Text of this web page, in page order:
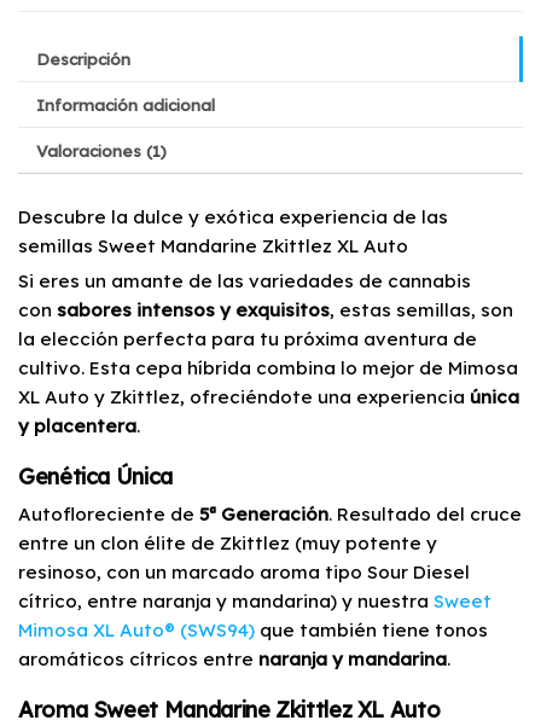
Descripción
Información adicional
Valoraciones (1)
Descubre la dulce y exótica experiencia de las
semillas Sweet Mandarine Zkittlez XL Auto
Si eres un amante de las variedades de cannabis
con sabores intensos y exquisitos, estas semillas, son
la elección perfecta para tu próxima aventura de
cultivo. Esta cepa híbrida combina lo mejor de Mimosa
XL Auto y Zkittlez, ofreciéndote una experiencia única
y placentera.
Genética Única
Autofloreciente de 5ª Generación. Resultado del cruce
entre un clon élite de Zkittlez (muy potente y
resinoso, con un marcado aroma tipo Sour Diesel
cítrico, entre naranja y mandarina) y nuestra Sweet
Mimosa XL Auto® (SWS94) que también tiene tonos
aromáticos cítricos entre naranja y mandarina.
Aroma Sweet Mandarine Zkittlez XL Auto